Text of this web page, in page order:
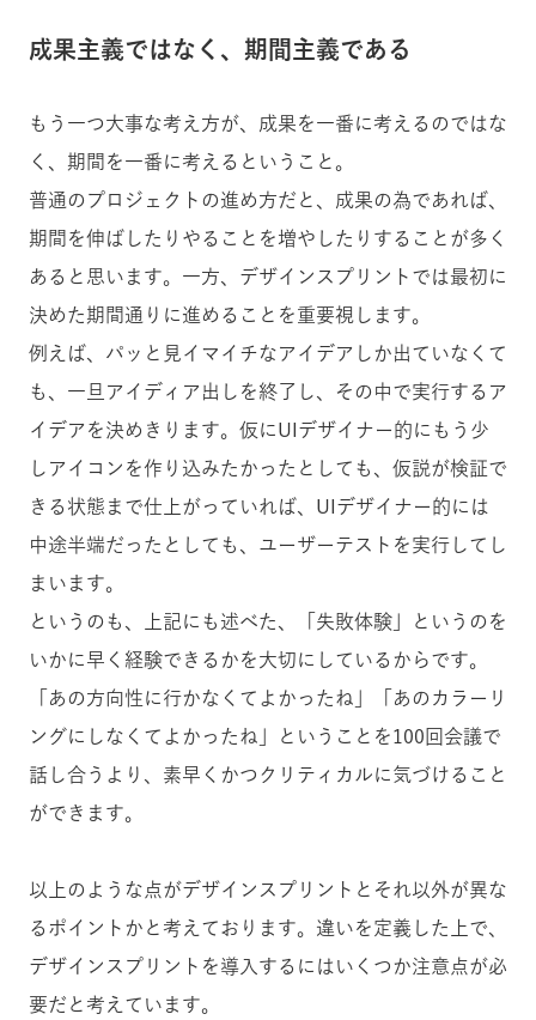
成果主義ではなく、期間主義である
もう一つ大事な考え方が、成果を一番に考えるのではな
く、期間を一番に考えるということ。
普通のプロジェクトの進め方だと、成果の為であれば、
期間を伸ばしたりやることを増やしたりすることが多く
あると思います。一方、デザインスプリントでは最初に
決めた期間通りに進めることを重要視します。
例えば、パッと見イマイチなアイデアしか出ていなくて
も、一旦アイディア出しを終了し、その中で実行するア
イデアを決めきります。仮にUIデザイナー的にもう少
しアイコンを作り込みたかったとしても、仮説が検証で
きる状態まで仕上がっていれば、UIデザイナー的には
中途半端だったとしても、ユーザーテストを実行してし
まいます。
というのも、上記にも述べた、「失敗体験」というのを
いかに早く経験できるかを大切にしているからです。
「あの方向性に行かなくてよかったね」「あのカラーリ
ングにしなくてよかったね」ということを100回会議で
話し合うより、素早くかつクリティカルに気づけること
ができます。
以上のような点がデザインスプリントとそれ以外が異な
るポイントかと考えております。違いを定義した上で、
デザインスプリントを導入するにはいくつか注意点が必
要だと考えています。